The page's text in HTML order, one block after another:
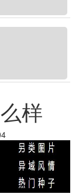
样